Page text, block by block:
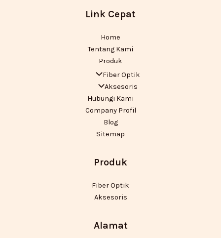
Link Cepat
Home
Tentang Kami
Produk
Fiber Optik
Aksesoris
Hubungi Kami
Company Profil
Blog
Sitemap
Produk
Fiber Optik
Aksesoris
Alamat